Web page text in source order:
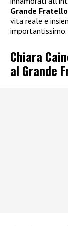
Grande Fratello
vita reale e
importantissimo.
Chiara
al Grande